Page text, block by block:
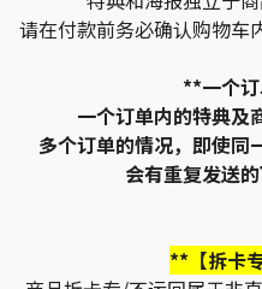
请在付款前务必确认购物车
**一个订
一个订单内的特典及
多个订单的情况，即使同
会有重复发送
**【拆卡